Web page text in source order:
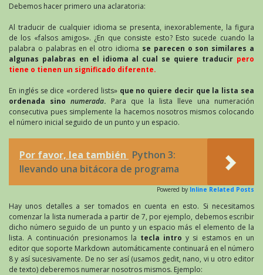
Debemos hacer primero una aclaratoria:
Al traducir de cualquier idioma se presenta, inexorablemente, la figura
de los «falsos amigos». ¿En que consiste esto? Esto sucede cuando la
palabra o palabras en el otro idioma se parecen o son similares a
algunas palabras en el idioma al cual se quiere traducir pero
tiene o tienen un significado diferente.
En inglés se dice «ordered lists» que no quiere decir que la lista sea
ordenada sino numerada. Para que la lista lleve una numeración
consecutiva pues simplemente la hacemos nosotros mismos colocando
el número inicial seguido de un punto y un espacio.
Por favor, lea también Python 3:
llevando una bitácora de programa
Powered by Inline Related Posts
Hay unos detalles a ser tomados en cuenta en esto. Si necesitamos
comenzar la lista numerada a partir de 7, por ejemplo, debemos escribir
dicho número seguido de un punto y un espacio más el elemento de la
lista. A continuación presionamos la tecla introy si estamos en un
editor que soporte Markdown automáticamente continuará en el número
8 y así sucesivamente. De no ser así (usamos gedit, nano, vi u otro editor
de texto) deberemos numerar nosotros mismos. Ejemplo: